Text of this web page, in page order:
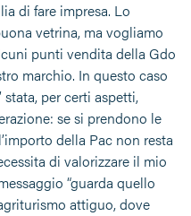
di fare impresa. Lo
vetrina, ma vogliamo
punti vendita della Gdo
marchio. In questo caso
per certi aspetti,
se si prendono le
della Pac non resta
di valorizzare il mio
“guarda quello
attiguo, dove